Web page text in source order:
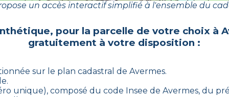
un accès interactif simplifié à l'ensemble du
pour la parcelle de votre choix à
gratuitement à votre disposition :
sur le plan cadastral de Avermes.
unique), composé du code Insee de Avermes, du